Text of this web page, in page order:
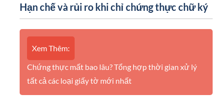
Hạn chế và rủi ro khi chỉ chứng thực chữ ký
Xem Thêm:
Chứng thực mất bao lâu? Tổng hợp thời gian xử lý
tất cả các loại giấy tờ mới nhất